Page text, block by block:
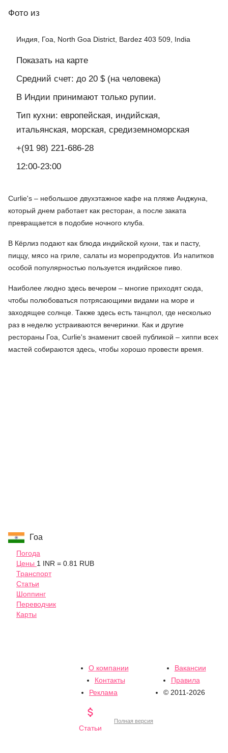
Фото из
Индия, Гоа, North Goa District, Bardez 403 509, India
Показать на карте
Средний счет: до 20 $ (на человека)
В Индии принимают только рупии.
Тип кухни: европейская, индийская,
итальянская, морская, средиземноморская
+(91 98) 221-686-28
12:00-23:00
Curlie's – небольшое двухэтажное кафе на пляже Анджуна,
который днем работает как ресторан, а после заката
превращается в подобие ночного клуба.
В Кёрлиз подают как блюда индийской кухни, так и пасту,
пиццу, мясо на гриле, салаты из морепродуктов. Из напитков
особой популярностью пользуется индийское пиво.
Наиболее людно здесь вечером – многие приходят сюда,
чтобы полюбоваться потрясающими видами на море и
заходящее солнце. Также здесь есть танцпол, где несколько
раз в неделю устраиваются вечеринки. Как и другие
рестораны Гоа, Curlie's знаменит своей публикой – хиппи всех
мастей собираются здесь, чтобы хорошо провести время.
Гоа
Погода
Цены 1 INR = 0.81 RUB
Транспорт
Статьи
Шоппинг
Переводчик
Карты
О компании
Вакансии
Контакты
Правила
Реклама
© 2011-2026

Статьи
Полная версия